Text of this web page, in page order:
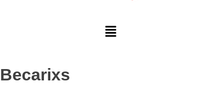
Becarixs